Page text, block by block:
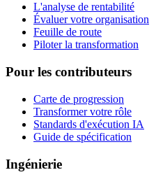
L'analyse de rentabilité
Évaluer votre organisation
Feuille de route
Piloter la transformation
Pour les contributeurs
Carte de progression
Transformer votre rôle
Standards d'exécution IA
Guide de spécification
Ingénierie